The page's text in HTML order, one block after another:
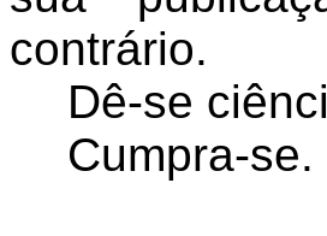
contrário.
Dê-se
Cumpra-se.